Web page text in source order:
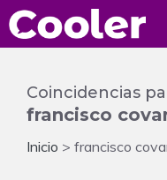
Saltar
al
Coincidencias
francisco
Inicio > francisco